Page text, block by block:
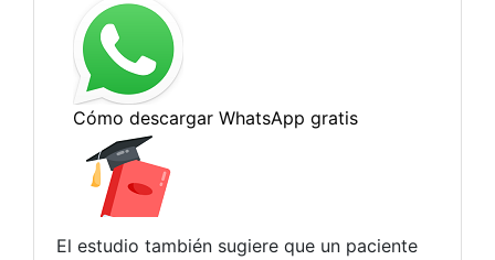
El estudio también sugiere que un paciente